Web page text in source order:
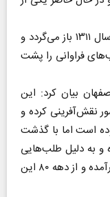
وی ادامه داد: شروع به کار این مجموعه به سال ۱۳۱۱ باز می‌گردد و
فراوانی را پشت
بیان کرد: این
نقش‌آفرینی کرده و
است اما با گذشت
و به دلیل طلب‌هایی
که بانک ملی داشته به تملک این مجموعه درآمده و از دهه ۸۰ این